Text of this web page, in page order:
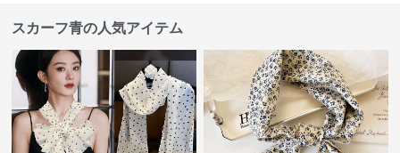
スカーフ青の人気アイテム